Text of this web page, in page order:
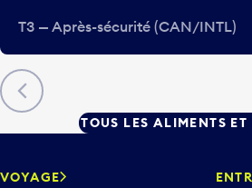
Précédent
T3 — Après-sécurité (CAN/INTL)
TOUS LES ALIMENTS ET
VOYAGE